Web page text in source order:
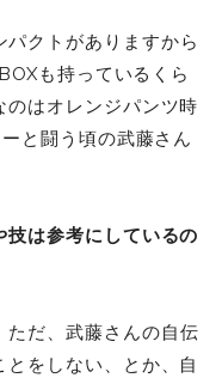
パクトがありますから
も持っているくら
のはオレンジパンツ時
と闘う頃の武藤さん
は参考にしているの
ただ、武藤さんの自伝
をしない、とか、自